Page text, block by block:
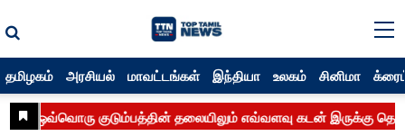
தமிழகம் அரசியல் மாவட்டங்கள் இந்தியா உலகம் சினிமா